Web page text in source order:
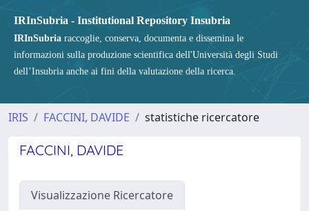
IRInSubria - Institutional Repository Insubria
IRInSubria raccoglie, conserva, documenta e dissemina le
informazioni sulla produzione scientifica dell'Università degli Studi
dell’Insubria anche ai fini della valutazione della ricerca.
IRIS FACCINI, DAVIDE statistiche ricercatore
FACCINI, DAVIDE
Visualizzazione Ricercatore